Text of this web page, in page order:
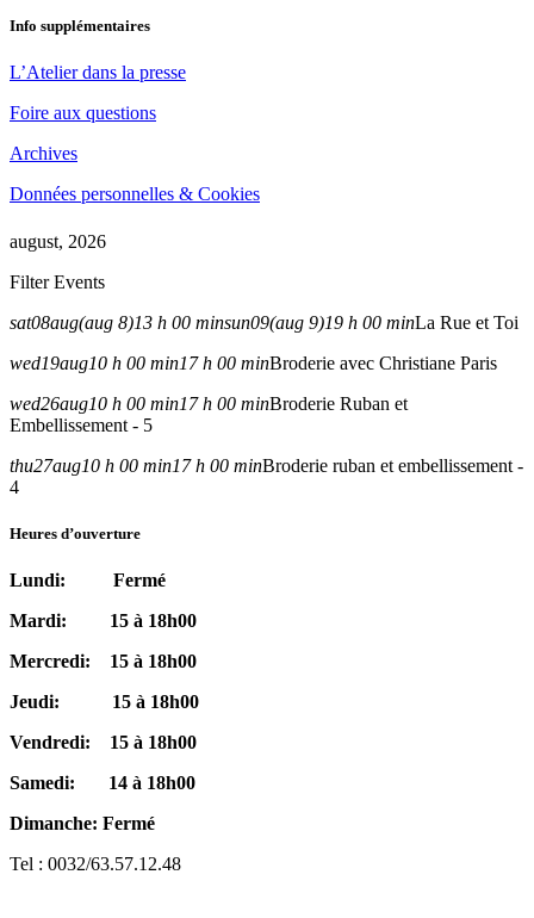
Info supplémentaires
L’Atelier dans la presse
Foire aux questions
Archives
Données personnelles & Cookies
august, 2026
Filter Events
sat08aug(aug 8)13 h 00 minsun09(aug 9)19 h 00 minLa Rue et Toi
wed19aug10 h 00 min17 h 00 minBroderie avec Christiane Paris
wed26aug10 h 00 min17 h 00 minBroderie Ruban et
Embellissement - 5
thu27aug10 h 00 min17 h 00 minBroderie ruban et embellissement -
4
Heures d’ouverture
Lundi: Fermé
Mardi: 15 à 18h00
Mercredi: 15 à 18h00
Jeudi: 15 à 18h00
Vendredi: 15 à 18h00
Samedi: 14 à 18h00
Dimanche: Fermé
Tel : 0032/63.57.12.48